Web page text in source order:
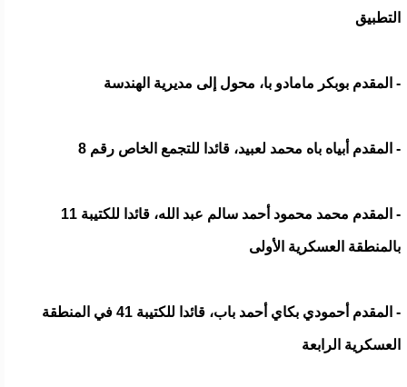
التطبيق
- المقدم بوبكر مامادو با، محول إلى مديرية الهندسة
- المقدم أبياه باه محمد لعبيد، قائدا للتجمع الخاص رقم 8
- المقدم محمد محمود أحمد سالم عبد الله، قائدا للكتيبة 11
بالمنطقة العسكرية الأولى
- المقدم أحمودي بكاي أحمد باب، قائدا للكتيبة 41 في المنطقة
العسكرية الرابعة